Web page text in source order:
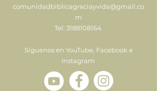
comunidadbiblicagraciayvida@gmail.co
m
Tel: 3188108164
Síguenos en YouTube, Facebook e
Instagram